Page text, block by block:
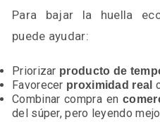
Para bajar la huella
puede ayudar:
Priorizar producto de
Favorecer proximidad real
Combinar compra en
del súper, pero leyendo